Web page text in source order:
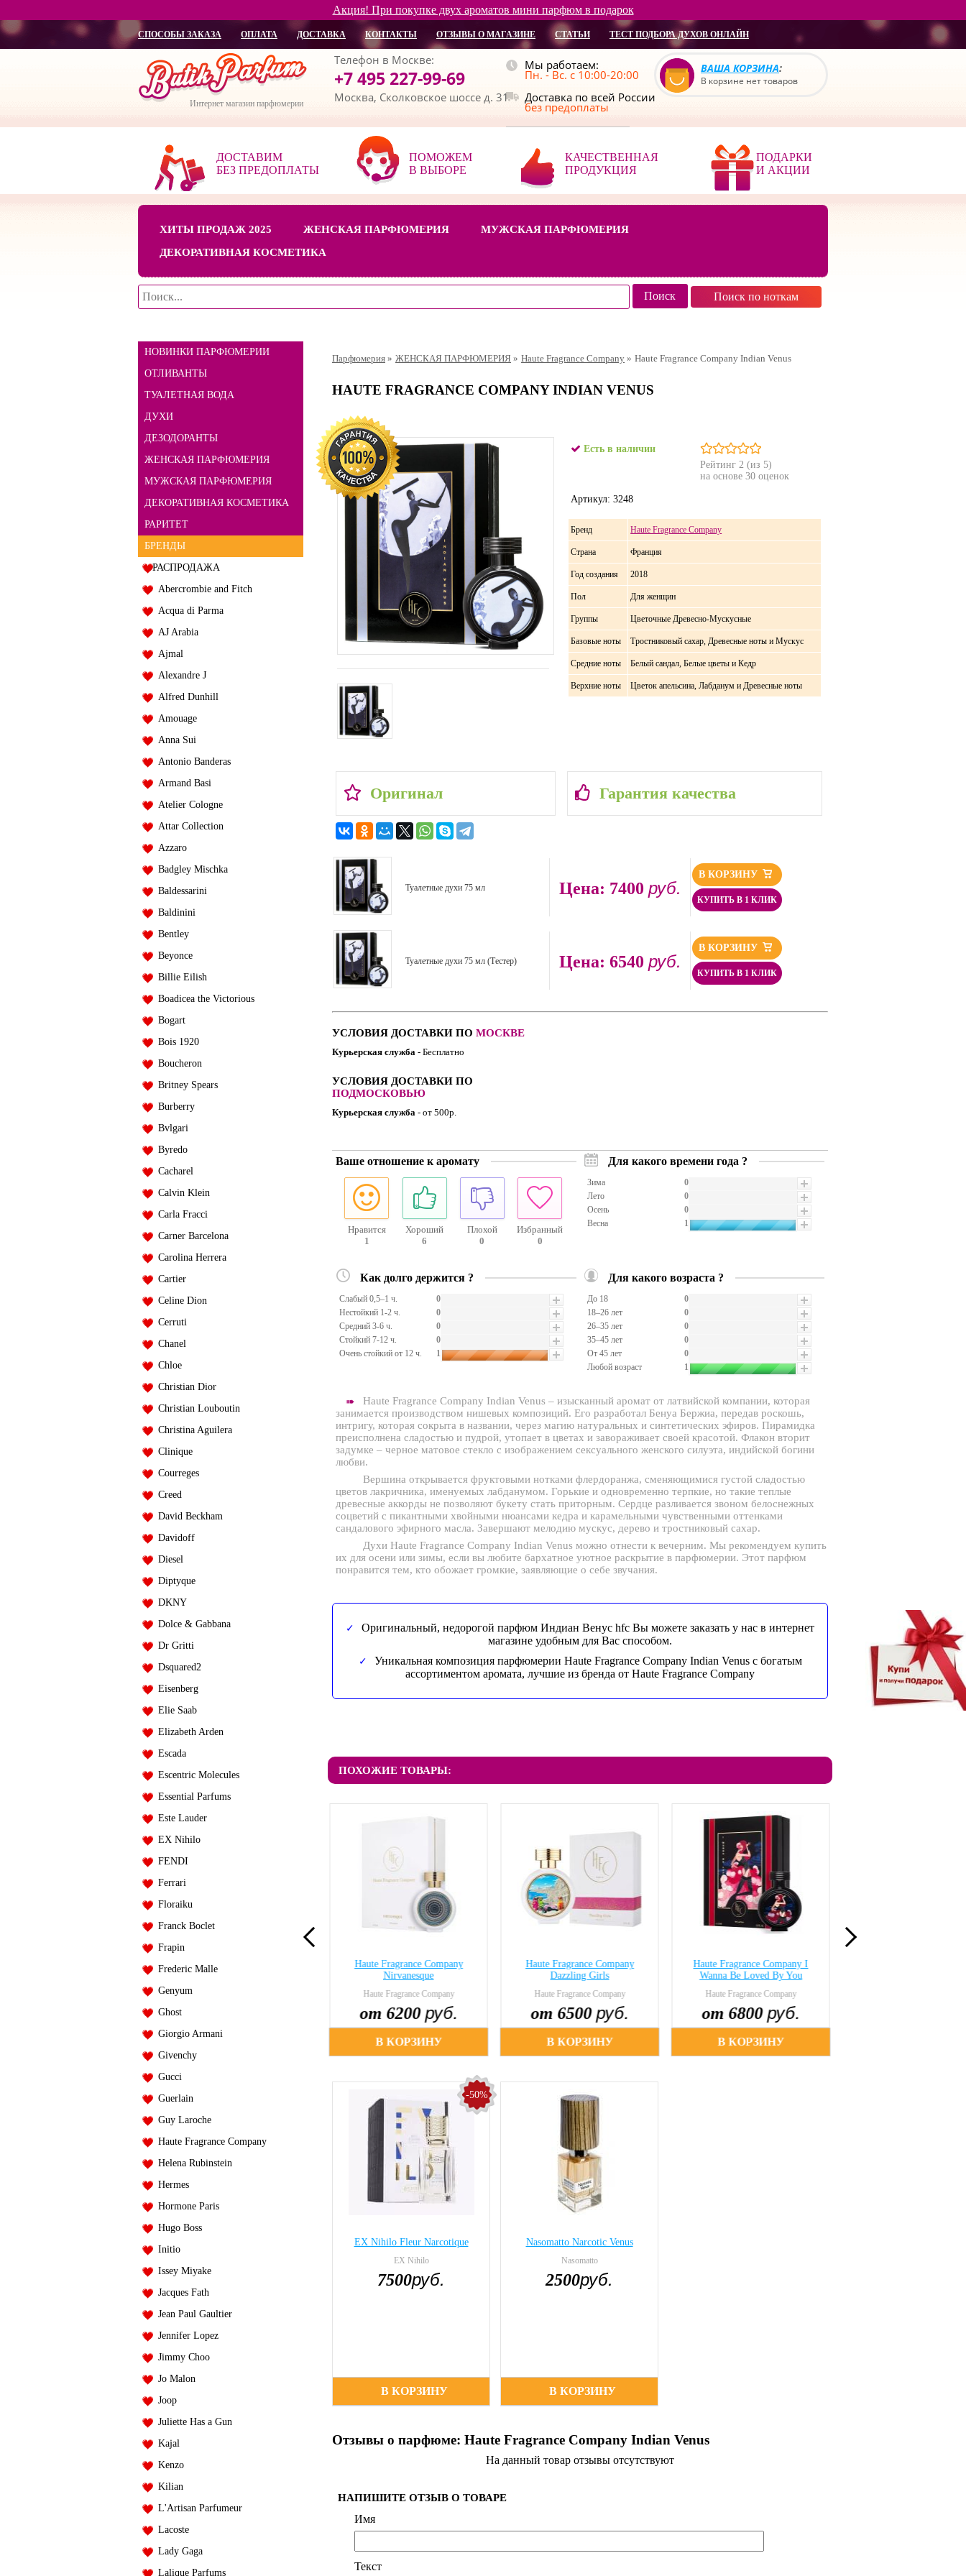
Акция! При покупке двух ароматов мини парфюм в подарок
СПОСОБЫ ЗАКАЗА ОПЛАТА ДОСТАВКА КОНТАКТЫ ОТЗЫВЫ О МАГАЗИНЕ СТАТЬИ ТЕСТ ПОДБОРА ДУХОВ ОНЛАЙН
Интернет магазин парфюмерии
Телефон в Москве:
+7 495 227-99-69
Москва, Сколковское шоссе д. 31
Мы работаем:
Пн. - Вс. с 10:00-20:00
Доставка по всей России
без предоплаты
ВАША КОРЗИНА:
В корзине нет товаров
ДОСТАВИМ
БЕЗ ПРЕДОПЛАТЫ
ПОМОЖЕМ
В ВЫБОРЕ
КАЧЕСТВЕННАЯ
ПРОДУКЦИЯ
ПОДАРКИ
И АКЦИИ
ХИТЫ ПРОДАЖ 2025 ЖЕНСКАЯ ПАРФЮМЕРИЯ
МУЖСКАЯ ПАРФЮМЕРИЯ
ДЕКОРАТИВНАЯ КОСМЕТИКА
Поиск по ноткам
НОВИНКИ ПАРФЮМЕРИИ
ОТЛИВАНТЫ
ТУАЛЕТНАЯ ВОДА
ДУХИ
ДЕЗОДОРАНТЫ
ЖЕНСКАЯ ПАРФЮМЕРИЯ
МУЖСКАЯ ПАРФЮМЕРИЯ
ДЕКОРАТИВНАЯ КОСМЕТИКА
РАРИТЕТ
БРЕНДЫ
РАСПРОДАЖА
Abercrombie and Fitch
Acqua di Parma
AJ Arabia
Ajmal
Alexandre J
Alfred Dunhill
Amouage
Anna Sui
Antonio Banderas
Armand Basi
Atelier Cologne
Attar Collection
Azzaro
Badgley Mischka
Baldessarini
Baldinini
Bentley
Beyonce
Billie Eilish
Boadicea the Victorious
Bogart
Bois 1920
Boucheron
Britney Spears
Burberry
Bvlgari
Byredo
Cacharel
Calvin Klein
Carla Fracci
Carner Barcelona
Carolina Herrera
Cartier
Celine Dion
Cerruti
Chanel
Chloe
Christian Dior
Christian Louboutin
Christina Aguilera
Clinique
Courreges
Creed
David Beckham
Davidoff
Diesel
Diptyque
DKNY
Dolce & Gabbana
Dr Gritti
Dsquared2
Eisenberg
Elie Saab
Elizabeth Arden
Escada
Escentric Molecules
Essential Parfums
Este Lauder
EX Nihilo
FENDI
Ferrari
Floraiku
Franck Boclet
Frapin
Frederic Malle
Genyum
Ghost
Giorgio Armani
Givenchy
Gucci
Guerlain
Guy Laroche
Haute Fragrance Company
Helena Rubinstein
Hermes
Hormone Paris
Hugo Boss
Initio
Issey Miyake
Jacques Fath
Jean Paul Gaultier
Jennifer Lopez
Jimmy Choo
Jo Malon
Joop
Juliette Has a Gun
Kajal
Kenzo
Kilian
L'Artisan Parfumeur
Lacoste
Lady Gaga
Lalique Parfums
Парфюмерия » ЖЕНСКАЯ ПАРФЮМЕРИЯ » Haute Fragrance Company » Haute Fragrance Company Indian Venus
HAUTE FRAGRANCE COMPANY INDIAN VENUS
Есть в наличии
Рейтинг2 (из 5)
на основе30 оценок
Артикул: 3248
Бренд Haute Fragrance Company
Страна Франция
Год создания 2018
Пол Для женщин
Группы Цветочные Древесно-Мускусные
Базовые ноты Тростниковый сахар, Древесные ноты и Мускус
Средние ноты Белый сандал, Белые цветы и Кедр
Верхние ноты Цветок апельсина, Лабданум и Древесные ноты
Оригинал Гарантия качества
Туалетные духи 75 мл Цена: 7400 руб.
В КОРЗИНУ
КУПИТЬ В 1 КЛИК
Туалетные духи 75 мл (Тестер) Цена: 6540 руб.
В КОРЗИНУ
КУПИТЬ В 1 КЛИК
УСЛОВИЯ ДОСТАВКИ ПО МОСКВЕ
Курьерская служба - Бесплатно
УСЛОВИЯ ДОСТАВКИ ПО
ПОДМОСКОВЬЮ
Курьерская служба - от 500р.
Ваше отношение к аромату
Нравится
1
Хороший
6
Плохой
0
Избранный
0
Для какого времени года ?
Зима
0
Лето
0
Осень
0
Весна
1
Как долго держится ?
Слабый 0,5–1 ч.
0
Нестойкий 1-2 ч.
0
Средний 3-6 ч.
0
Стойкий 7-12 ч.
0
Очень стойкий от 12 ч.
1
Для какого возраста ?
До 18
0
18–26 лет
0
26–35 лет
0
35–45 лет
0
От 45 лет
0
Любой возраст
1
➠
Haute Fragrance Company Indian Venus – изысканный аромат от латвийской компании, которая
занимается производством нишевых композиций. Его разработал Бенуа Бержиа, передав роскошь,
интригу, которая сокрыта в названии, через магию натуральных и синтетических эфиров. Пирамидка
преисполнена сладостью и пудрой, утопает в цветах и завораживает своей красотой. Флакон вторит
задумке – черное матовое стекло с изображением сексуального женского силуэта, индийской богини
любви.
Вершина открывается фруктовыми нотками флердоранжа, сменяющимися густой сладостью
цветов лакричника, именуемых лабданумом. Горькие и одновременно терпкие, но такие теплые
древесные аккорды не позволяют букету стать приторным. Сердце разливается звоном белоснежных
соцветий с пикантными хвойными нюансами кедра и карамельными чувственными оттенками
сандалового эфирного масла. Завершают мелодию мускус, дерево и тростниковый сахар.
Духи Haute Fragrance Company Indian Venus можно отнести к вечерним. Мы рекомендуем купить
их для осени или зимы, если вы любите бархатное уютное раскрытие в парфюмерии. Этот парфюм
понравится тем, кто обожает громкие, заявляющие о себе звучания.
Оригинальный, недорогой парфюм Индиан Венус hfc Вы можете заказать у нас в интернет
магазине удобным для Вас способом.
Уникальная композиция парфюмерии Haute Fragrance Company Indian Venus с богатым
ассортиментом аромата, лучшие из бренда от Haute Fragrance Company
ПОХОЖИЕ ТОВАРЫ:
Haute Fragrance Company
SunMusk
Haute Fragrance Company
Haute Fragrance Company
Nirvanesque
Haute Fragrance Company
от 6200руб.
В КОРЗИНУ
Haute Fragrance Company
Dazzling Girls
Haute Fragrance Company
от 6500руб.
В КОРЗИНУ
Haute Fragrance Company I
Wanna Be Loved By You
Haute Fragrance Company
от 6800руб.
В КОРЗИНУ
-50%
EX Nihilo Fleur Narcotique
EX Nihilo
7500руб.
В КОРЗИНУ
Nasomatto Narcotic Venus
Nasomatto
2500руб.
В КОРЗИНУ
Отзывы о парфюме: Haute Fragrance Company Indian Venus
На данный товар отзывы отсутствуют
НАПИШИТЕ ОТЗЫВ О ТОВАРЕ
Имя
Текст